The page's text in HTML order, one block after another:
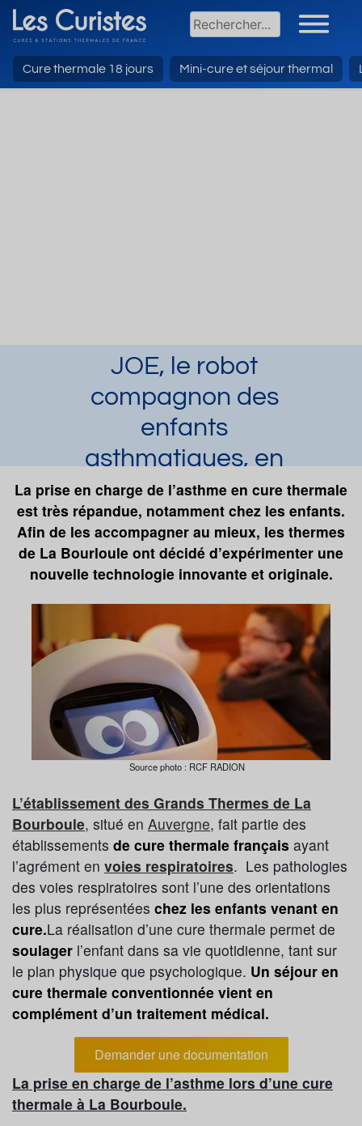
Cure thermale 18 jours Mini-cure et séjour thermal
JOE, le robot
compagnon des
enfants
asthmatiques, en
test aux thermes
de La Bourboule.
Article publié par Laura Dupuyle 27/06/2019
et mis à jour le 06/07/2023
Demander une documentation
La prise en charge de l’asthme en cure thermale
est très répandue, notamment chez les enfants.
Afin de les accompagner au mieux, les thermes
de La Bourloule ont décidé d’expérimenter une
nouvelle technologie innovante et originale.
Source photo : RCF RADION
L’établissement des Grands Thermes de La
Bourboule, situé en Auvergne, fait partie des
établissements de cure thermale français ayant
l’agrément en voies respiratoires. Les pathologies
des voies respiratoires sont l’une des orientations
les plus représentées chez les enfants venant en
cure.La réalisation d’une cure thermale permet de
soulager l’enfant dans sa vie quotidienne, tant sur
le plan physique que psychologique. Un séjour en
cure thermale conventionnée vient en
complément d’un traitement médical.
Demander une documentation
La prise en charge de l’asthme lors d’une cure
thermale à La Bourboule.